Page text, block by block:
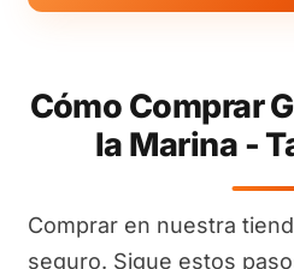
Cómo Comprar
la Marina -
Comprar en nuestra
seguro. Sigue estos